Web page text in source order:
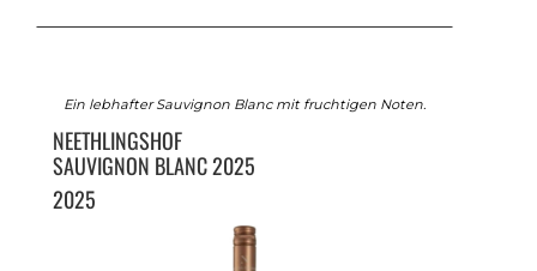
Ein lebhafter Sauvignon Blanc mit fruchtigen Noten.
NEETHLINGSHOF
SAUVIGNON BLANC 2025
2025